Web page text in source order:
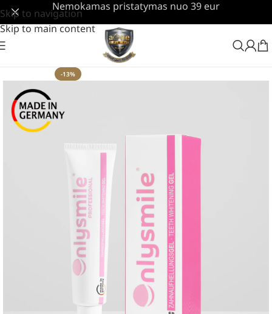
Skip to navigation
Skip to main content
Nemokamas pristatymas nuo 39 eur
-13%